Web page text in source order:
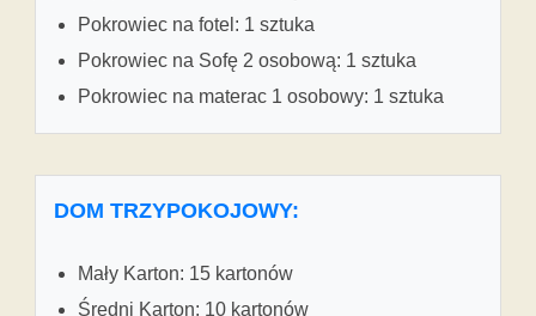
Pokrowiec na fotel: 1 sztuka
Pokrowiec na Sofę 2 osobową: 1 sztuka
Pokrowiec na materac 1 osobowy: 1 sztuka
DOM TRZYPOKOJOWY:
Mały Karton: 15 kartonów
Średni Karton: 10 kartonów